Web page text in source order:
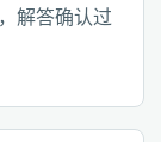
解答确认过